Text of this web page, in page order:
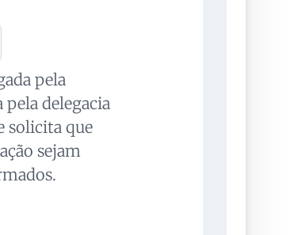
pela
delegacia
solicita que
sejam